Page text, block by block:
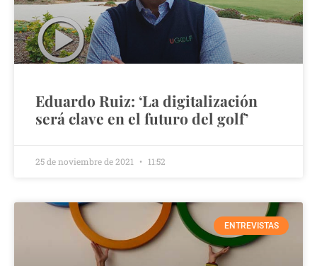
Eduardo Ruiz: ‘La digitalización
será clave en el futuro del golf’
25 de noviembre de 2021 11:52
ENTREVISTAS